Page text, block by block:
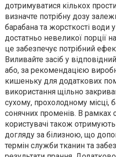
дотримуватися кількох
визначте потрібну дозу
барабана та жорсткості води
достатньо невеликої порції
це забезпечує потрібний
Виливайте засіб у
або, за рекомендацією
кишеньку для додаткових
використання щільно
сухому, прохолодному місці,
сонячних променів. В рамках
користувачі також
догляду за білизною, що
термін служби тканин та